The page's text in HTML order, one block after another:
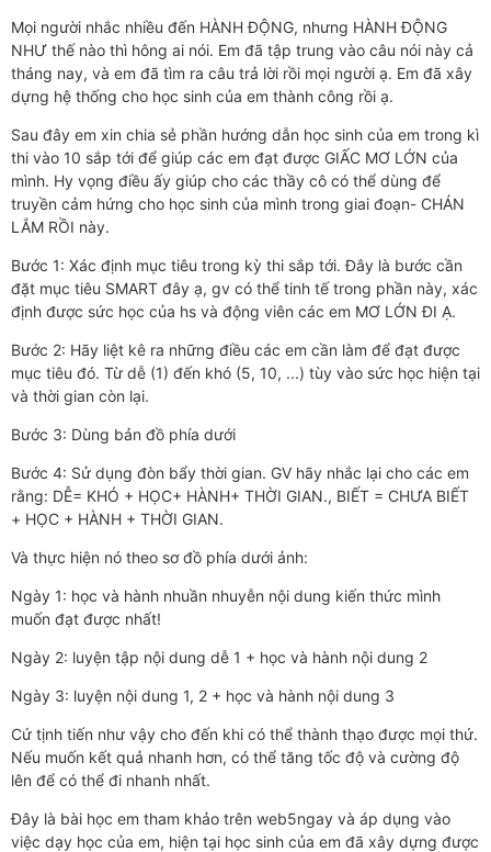
Mọi người nhắc nhiều đến HÀNH ĐỘNG, nhưng HÀNH ĐỘNG
NHƯ thế nào thì hông ai nói. Em đã tập trung vào câu nói này cả
tháng nay, và em đã tìm ra câu trả lời rồi mọi người ạ. Em đã xây
dựng hệ thống cho học sinh của em thành công rồi ạ.
Sau đây em xin chia sẻ phần hướng dẫn học sinh của em trong kì
thi vào 10 sắp tới để giúp các em đạt được GIẤC MƠ LỚN của
mình. Hy vọng điều ấy giúp cho các thầy cô có thể dùng để
truyền cảm hứng cho học sinh của mình trong giai đoạn- CHÁN
LẮM RỒI này.
Bước 1: Xác định mục tiêu trong kỳ thi sắp tới. Đây là bước cần
đặt mục tiêu SMART đây ạ, gv có thể tinh tế trong phần này, xác
định được sức học của hs và động viên các em MƠ LỚN ĐI Ạ.
Bước 2: Hãy liệt kê ra những điều các em cần làm để đạt được
mục tiêu đó. Từ dễ (1) đến khó (5, 10, ...) tùy vào sức học hiện tại
và thời gian còn lại.
Bước 3: Dùng bản đồ phía dưới
Bước 4: Sử dụng đòn bẩy thời gian. GV hãy nhắc lại cho các em
rằng: DỄ= KHÓ + HỌC+ HÀNH+ THỜI GIAN., BIẾT = CHƯA BIẾT
+ HỌC + HÀNH + THỜI GIAN.
Và thực hiện nó theo sơ đồ phía dưới ảnh:
Ngày 1: học và hành nhuần nhuyễn nội dung kiến thức mình
muốn đạt được nhất!
Ngày 2: luyện tập nội dung dễ 1 + học và hành nội dung 2
Ngày 3: luyện nội dung 1, 2 + học và hành nội dung 3
Cứ tịnh tiến như vậy cho đến khi có thể thành thạo được mọi thứ.
Nếu muốn kết quả nhanh hơn, có thể tăng tốc độ và cường độ
lên để có thể đi nhanh nhất.
Đây là bài học em tham khảo trên web5ngay và áp dụng vào
việc dạy học của em, hiện tại học sinh của em đã xây dựng được